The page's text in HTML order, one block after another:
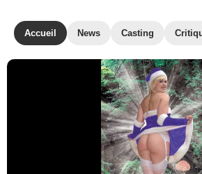
Accueil News Casting